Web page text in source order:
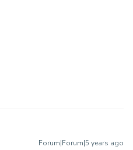
Forum|Forum|5 years ago